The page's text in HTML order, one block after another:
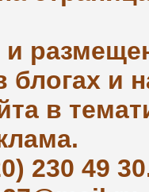
и
блогах и
в
230 49